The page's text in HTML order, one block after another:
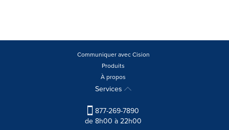
Communiquer avec Cision
Produits
À propos
Services
877-269-7890
de 8h00 à 22h00